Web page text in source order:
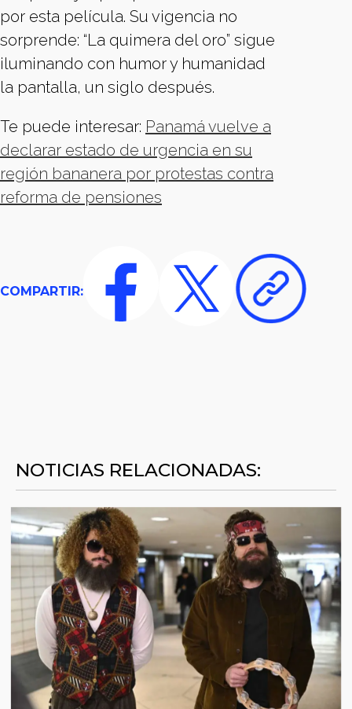
por esta película. Su vigencia no
sorprende: “La quimera del oro” sigue
iluminando con humor y humanidad
la pantalla, un siglo después.
Te puede interesar: Panamá vuelve a
declarar estado de urgencia en su
región bananera por protestas contra
reforma de pensiones
COMPARTIR:
NOTICIAS RELACIONADAS: